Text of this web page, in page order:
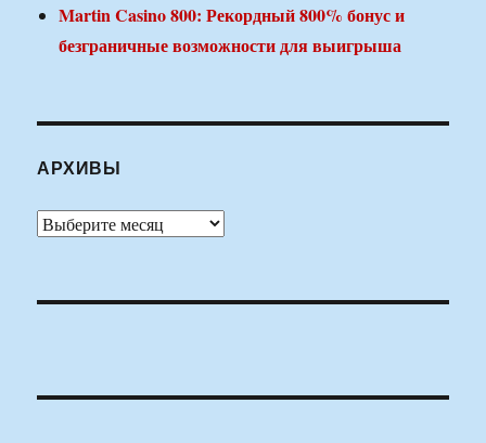
Martin Casino 800: Рекордный 800% бонус и
безграничные возможности для выигрыша
АРХИВЫ
Архивы